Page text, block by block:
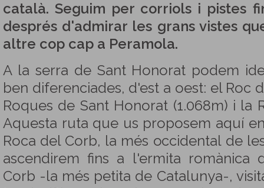
català. Seguim per corriols i pistes
després d'admirar les grans vistes
altre cop cap a Peramola.
A la serra de Sant Honorat podem
ben diferenciades, d'est a oest: el Roc
Roques de Sant Honorat (1.068m) i la
Aquesta ruta que us proposem aquí
Roca del Corb, la més occidental de
ascendirem fins a l'ermita romànica
Corb -la més petita de Catalunya-,